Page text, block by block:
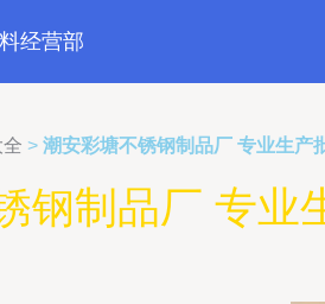
经营部
> 潮安彩塘不锈钢制品厂 专业生产
钢制品厂 专业